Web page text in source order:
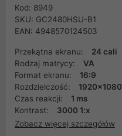
Kod: 8949
SKU: GC2480HSU-B1
EAN: 4948570124503
Przekątna ekranu:
24 cali
Rodzaj matrycy:
VA
Format ekranu:
16:9
Rozdzielczość:
1920x1080
Czas reakcji:
1 ms
Kontrast:
3000 1:x
Zobacz więcej szczegółów